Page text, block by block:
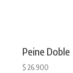
Peine Doble
$26.900